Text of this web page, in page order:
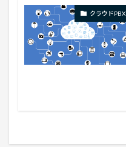
クラウドPBX